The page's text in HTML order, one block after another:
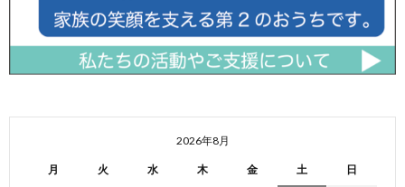
2026年8月
月 火 水 木 金 土 日